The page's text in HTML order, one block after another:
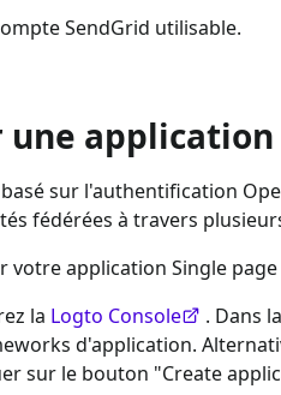
SendGrid utilisable.
une
sur l'authentification
fédérées à travers
votre application Single
la Logto Console
. Dans
d'application.
sur le bouton "Create